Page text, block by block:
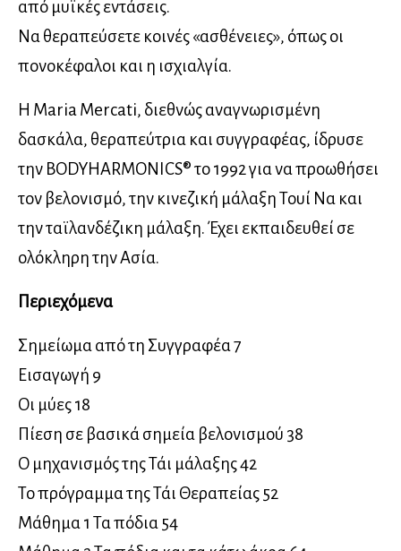
από μυϊκές εντάσεις.
Να θεραπεύσετε κοινές «ασθένειες», όπως οι
πονοκέφαλοι και η ισχιαλγία.
Η Maria Mercati, διεθνώς αναγνωρισμένη
δασκάλα, θεραπεύτρια και συγγραφέας, ίδρυσε
την BODYHARMONICS® το 1992 για να προωθήσει
τον βελονισμό, την κινεζική μάλαξη Τουί Να και
την ταϊλανδέζικη μάλαξη. Έχει εκπαιδευθεί σε
ολόκληρη την Ασία.
Περιεχόμενα
Σημείωμα από τη Συγγραφέα 7
Εισαγωγή 9
Οι μύες 18
Πίεση σε βασικά σημεία βελονισμού 38
Ο μηχανισμός της Τάι μάλαξης 42
Το πρόγραμμα της Τάι Θεραπείας 52
Μάθημα 1 Τα πόδια 54